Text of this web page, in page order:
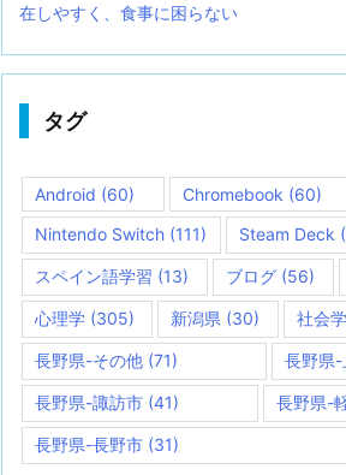
在しやすく、食事に困らない
タグ
Android (60) Chromebook (60)
Nintendo Switch (111) Steam Deck
スペイン語学習 (13) ブログ (56)
心理学 (305) 新潟県 (30) 社会学
長野県-その他 (71) 長野県-
長野県-諏訪市 (41) 長野県-
長野県-長野市 (31)